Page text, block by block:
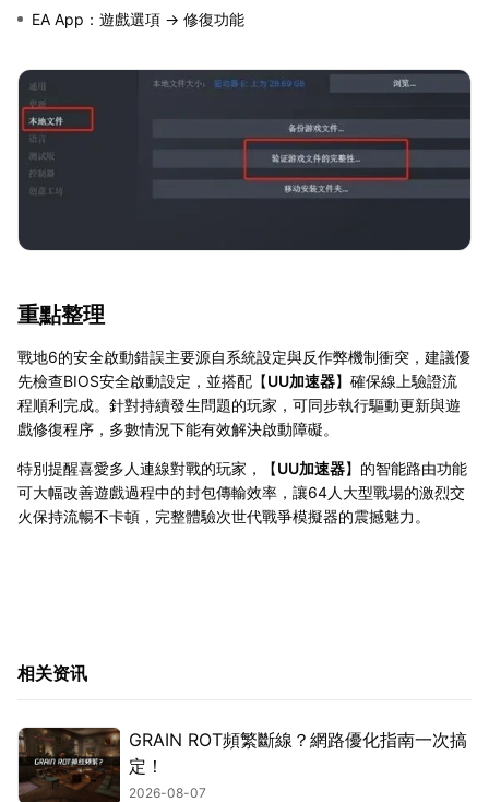
EA App：遊戲選項 → 修復功能
重點整理
戰地6的安全啟動錯誤主要源自系統設定與反作弊機制衝突，建議優
先檢查BIOS安全啟動設定，並搭配【UU加速器】確保線上驗證流
程順利完成。針對持續發生問題的玩家，可同步執行驅動更新與遊
戲修復程序，多數情況下能有效解決啟動障礙。
特別提醒喜愛多人連線對戰的玩家，【UU加速器】的智能路由功能
可大幅改善遊戲過程中的封包傳輸效率，讓64人大型戰場的激烈交
火保持流暢不卡頓，完整體驗次世代戰爭模擬器的震撼魅力。
相关资讯
GRAIN ROT頻繁斷線？網路優化指南一次搞
定！
2026-08-07